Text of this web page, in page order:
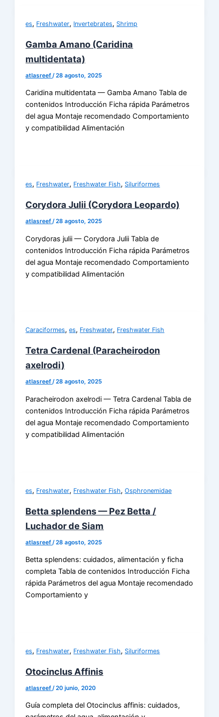
es, Freshwater, Invertebrates, Shrimp
Gamba Amano (Caridina
multidentata)
atlasreef /28 agosto, 2025
Caridina multidentata — Gamba Amano Tabla de
contenidos Introducción Ficha rápida Parámetros
del agua Montaje recomendado Comportamiento
y compatibilidad Alimentación
es, Freshwater, Freshwater Fish, Siluriformes
Corydora Julii (Corydora Leopardo)
atlasreef/28 agosto, 2025
Corydoras julii — Corydora Julii Tabla de
contenidos Introducción Ficha rápida Parámetros
del agua Montaje recomendado Comportamiento
y compatibilidad Alimentación
Caraciformes,es, Freshwater, Freshwater Fish
Tetra Cardenal (Paracheirodon
axelrodi)
atlasreef/28 agosto, 2025
Paracheirodon axelrodi — Tetra Cardenal Tabla de
contenidos Introducción Ficha rápida Parámetros
del agua Montaje recomendado Comportamiento
y compatibilidad Alimentación
es, Freshwater, Freshwater Fish,Osphronemidae
Betta splendens — Pez Betta /
Luchador de Siam
atlasreef /28 agosto, 2025
Betta splendens: cuidados, alimentación y ficha
completa Tabla de contenidos Introducción Ficha
rápida Parámetros del agua Montaje recomendado
Comportamiento y
es, Freshwater, Freshwater Fish, Siluriformes
Otocinclus Affinis
atlasreef/20 junio, 2020
Guía completa del Otocinclus affinis: cuidados,